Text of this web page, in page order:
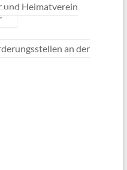
und Heimatverein
an der